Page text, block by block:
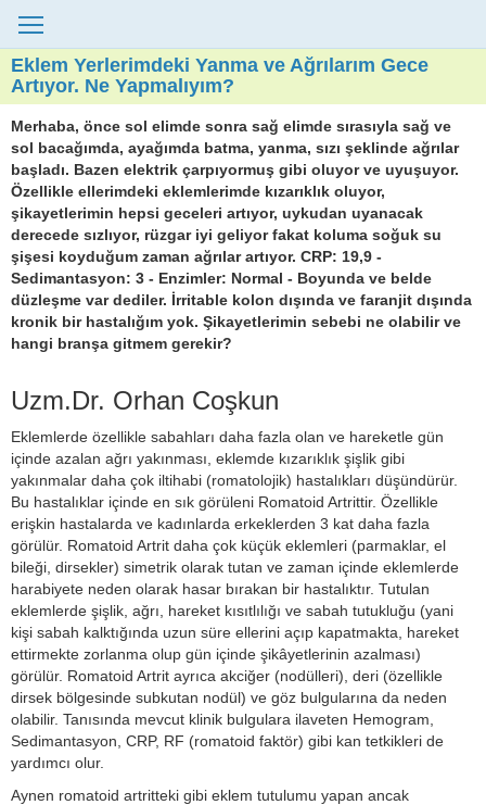
Eklem Yerlerimdeki Yanma ve Ağrılarım Gece
Artıyor. Ne Yapmalıyım?
Merhaba, önce sol elimde sonra sağ elimde sırasıyla sağ ve
sol bacağımda, ayağımda batma, yanma, sızı şeklinde ağrılar
başladı. Bazen elektrik çarpıyormuş gibi oluyor ve uyuşuyor.
Özellikle ellerimdeki eklemlerimde kızarıklık oluyor,
şikayetlerimin hepsi geceleri artıyor, uykudan uyanacak
derecede sızlıyor, rüzgar iyi geliyor fakat koluma soğuk su
şişesi koyduğum zaman ağrılar artıyor. CRP: 19,9 -
Sedimantasyon: 3 - Enzimler: Normal - Boyunda ve belde
düzleşme var dediler. İrritable kolon dışında ve faranjit dışında
kronik bir hastalığım yok. Şikayetlerimin sebebi ne olabilir ve
hangi branşa gitmem gerekir?
Uzm.Dr. Orhan Coşkun
Eklemlerde özellikle sabahları daha fazla olan ve hareketle gün
içinde azalan ağrı yakınması, eklemde kızarıklık şişlik gibi
yakınmalar daha çok iltihabi (romatolojik) hastalıkları düşündürür.
Bu hastalıklar içinde en sık görüleni Romatoid Artrittir. Özellikle
erişkin hastalarda ve kadınlarda erkeklerden 3 kat daha fazla
görülür. Romatoid Artrit daha çok küçük eklemleri (parmaklar, el
bileği, dirsekler) simetrik olarak tutan ve zaman içinde eklemlerde
harabiyete neden olarak hasar bırakan bir hastalıktır. Tutulan
eklemlerde şişlik, ağrı, hareket kısıtlılığı ve sabah tutukluğu (yani
kişi sabah kalktığında uzun süre ellerini açıp kapatmakta, hareket
ettirmekte zorlanma olup gün içinde şikâyetlerinin azalması)
görülür. Romatoid Artrit ayrıca akciğer (nodülleri), deri (özellikle
dirsek bölgesinde subkutan nodül) ve göz bulgularına da neden
olabilir. Tanısında mevcut klinik bulgulara ilaveten Hemogram,
Sedimantasyon, CRP, RF (romatoid faktör) gibi kan tetkikleri de
yardımcı olur.
Aynen romatoid artritteki gibi eklem tutulumu yapan ancak